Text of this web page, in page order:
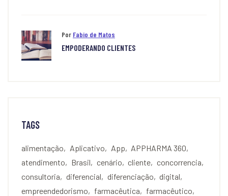
Por Fabio de Matos
EMPODERANDO CLIENTES
TAGS
alimentação Aplicativo App
APPHARMA 360
atendimento
Brasil cenário cliente
concorrencia
consultoria
diferencial diferenciação
digital
empreendedorismo
farmacêutica
farmacêutico